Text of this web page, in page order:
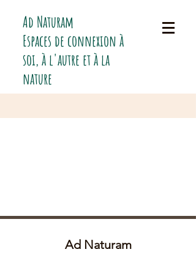
Ad Naturam
Espaces de connexion à
soi, à l'autre et à la
nature
Ad Naturam